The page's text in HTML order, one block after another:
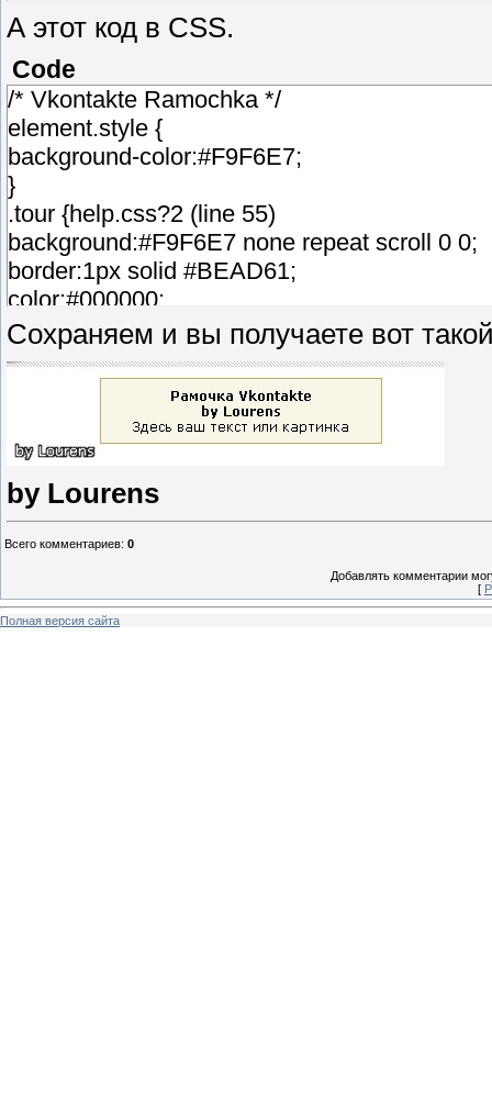
А этот код в CSS.
Code
/* Vkontakte Ramochka */
element.style {
background-color:#F9F6E7;
}
.tour {help.css?2 (line 55)
background:#F9F6E7 none repeat scroll 0 0;
border:1px solid #BEAD61;
color:#000000;
cursor:pointer;
font-size:12px;
margin:10px auto;
text-align:center;
}
/* ----- */
Сохраняем и вы получаете вот
by Lourens
Всего комментариев: 0
Добавлять комментарии
[
Полная версия сайта